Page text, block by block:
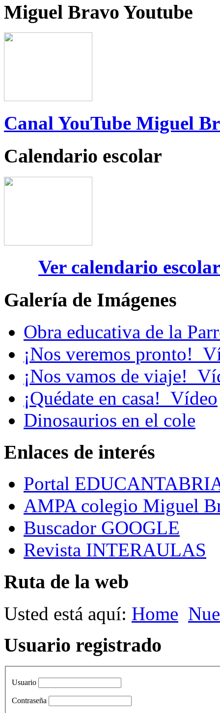
Miguel Bravo Youtube
Canal YouTube Miguel
Calendario escolar
Ver calendario escolar
Galería de Imágenes
Obra educativa de la
¡Nos veremos
¡Nos vamos de
¡Quédate en casa!_Vídeo
Dinosaurios en el cole
Enlaces de interés
Portal
AMPA colegio Miguel
Buscador GOOGLE
Revista INTERAULAS
Ruta de la web
Usted está aquí: Home
Usuario registrado
Usuario
Contraseña